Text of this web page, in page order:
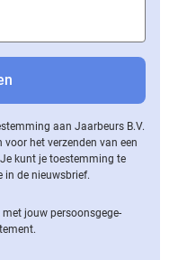
aan Jaarbeurs B.V.
het verzenden van een
kunt je toestemming te
in de nieuwsbrief.
met jouw per­soons­ge­ge­